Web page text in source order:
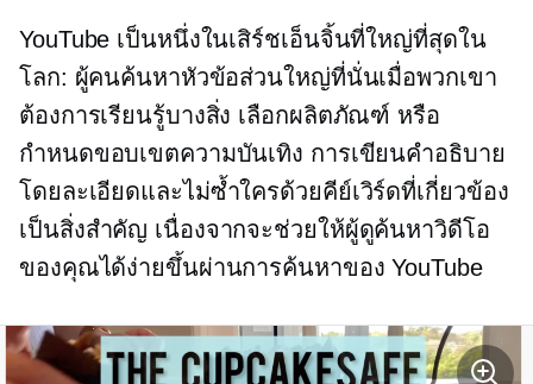
YouTube เป็นหนึ่งในเสิร์ชเอ็นจิ้นที่ใหญ่ที่สุดใน
โลก: ผู้คนค้นหาหัวข้อส่วนใหญ่ที่นั่นเมื่อพวกเขา
ต้องการเรียนรู้บางสิ่ง เลือกผลิตภัณฑ์ หรือ
กำหนดขอบเขตความบันเทิง การเขียนคำอธิบาย
โดยละเอียดและไม่ซ้ำใครด้วยคีย์เวิร์ดที่เกี่ยวข้อง
เป็นสิ่งสำคัญ เนื่องจากจะช่วยให้ผู้ดูค้นหาวิดีโอ
ของคุณได้ง่ายขึ้นผ่านการค้นหาของ YouTube